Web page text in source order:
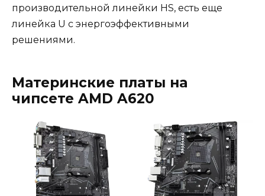
производительной линейки HS, есть еще
линейка U с энергоэффективными
решениями.
Материнские платы на
чипсете AMD A620